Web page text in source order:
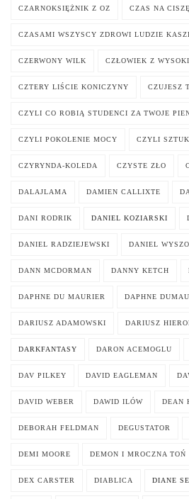
CZARNOKSIĘŻNIK Z OZ CZAS NA CISZĘ
CZASAMI WSZYSCY ZDROWI LUDZIE
CZERWONY WILK CZŁOWIEK Z
CZTERY LIŚCIE KONICZYNY CZUJESZ
CZYLI CO ROBIĄ STUDENCI ZA TWOJE
CZYLI POKOLENIE MOCY CZYLI
CZYRYNDA-KOLEDA CZYSTE ZŁO
DALAJLAMA DAMIEN CALLIXTE
DANI RODRIK DANIEL KOZIARSKI
DANIEL RADZIEJEWSKI DANIEL
DANN MCDORMAN DANNY KETCH
DAPHNE DU MAURIER DAPHNE
DARIUSZ ADAMOWSKI DARIUSZ
DARKFANTASY DARON ACEMOGLU
DAV PILKEY DAVID EAGLEMAN
DAVID WEBER DAWID ILÓW DEAN
DEBORAH FELDMAN DEGUSTATOR
DEMI MOORE DEMON I MROCZNA TOŃ
DEX CARSTER DIABLICA DIANE